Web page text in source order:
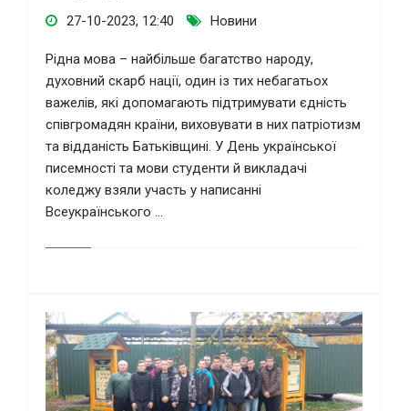
27-10-2023, 12:40 Новини
Рідна мова – найбільше багатство народу,
духовний скарб нації, один із тих небагатьох
важелів, які допомагають підтримувати єдність
співгромадян країни, виховувати в них патріотизм
та відданість Батьківщині. У День української
писемності та мови студенти й викладачі
коледжу взяли участь у написанні
Всеукраїнського ...